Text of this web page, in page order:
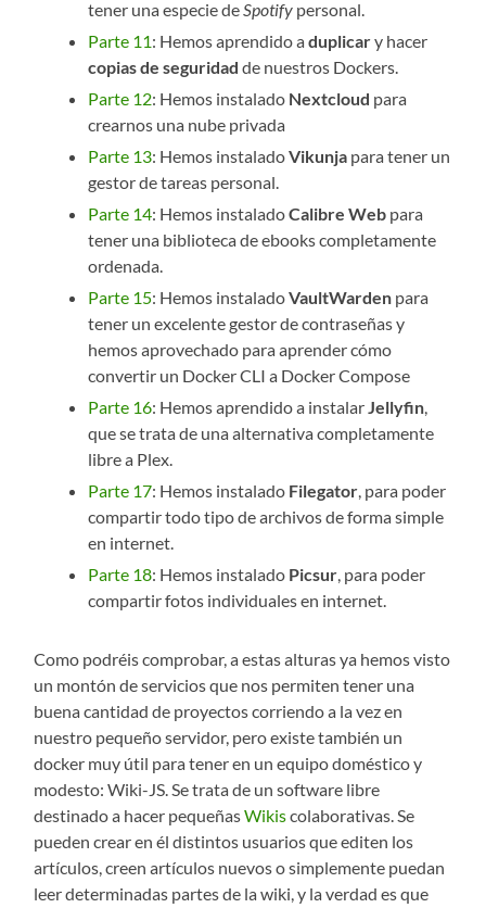
tener una especie deSpotify personal.
Parte 11: Hemos aprendido aduplicary hacer
copias de seguridad de nuestros Dockers.
Parte 12: Hemos instalado Nextcloud para
crearnos una nube privada
Parte 13: Hemos instaladoVikunja para tener un
gestor de tareas personal.
Parte 14: Hemos instaladoCalibre Web para
tener una biblioteca de ebooks completamente
ordenada.
Parte 15: Hemos instaladoVaultWarden para
tener un excelente gestor de contraseñas y
hemos aprovechado para aprender cómo
convertir un Docker CLI a Docker Compose
Parte 16: Hemos aprendido a instalarJellyfin,
que se trata de una alternativa completamente
libre a Plex.
Parte 17: Hemos instalado Filegator, para poder
compartir todo tipo de archivos de forma simple
en internet.
Parte 18: Hemos instalado Picsur, para poder
compartir fotos individuales en internet.
Como podréis comprobar, a estas alturas ya hemos visto
un montón de servicios que nos permiten tener una
buena cantidad de proyectos corriendo a la vez en
nuestro pequeño servidor, pero existe también un
docker muy útil para tener en un equipo doméstico y
modesto: Wiki-JS. Se trata de un software libre
destinado a hacer pequeñasWikiscolaborativas. Se
pueden crear en él distintos usuarios que editen los
artículos, creen artículos nuevos o simplemente puedan
leer determinadas partes de la wiki, y la verdad es que